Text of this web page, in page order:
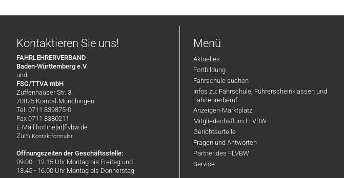
Kontaktieren Sie uns!
FAHRLEHRERVERBAND
Baden-Württemberg e.V.
und
FSG/TTVA mbH
Zuffenhauser Str. 3
70825 Korntal-Münchingen
Tel. 0711 839875-0
Fax 0711 8380211
E-Mail hotline[at]flvbw.de
Zum Kontaktformular
Öffnungszeiten der Geschäftsstelle:
09.00 - 12.15 Uhr Montag bis Freitag und
13.45 - 16.00 Uhr Montag bis Donnerstag
Menü
Aktuelles
Fortbildung
Fahrschule suchen
Infos zu: Fahrschule, Führerscheinklassen und
Fahrlehrerberuf
Anzeigen-Marktplatz
Mitgliedschaft im FLVBW
Gerichtsurteile
Fragen und Antworten
Partner des FLVBW
Service